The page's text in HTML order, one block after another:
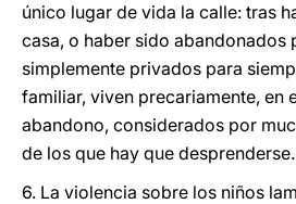
único lugar de vida la calle: tras
casa, o haber sido abandonados
simplemente privados para
familiar, viven precariamente, en
abandono, considerados por
de los que hay que desprenderse.
6. La violencia sobre los niños